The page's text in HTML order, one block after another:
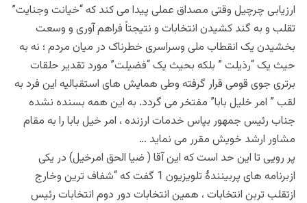
ارزیابی چرچیل وقتی مصداق عملی پیدا می کند که “خیانت وجنایت”
تقلب و به گند کشیدن انتخابات و نتیجتاً فراهم آوری و وسعت
بخشیدن یک انقطاب ملی وسراسری خطرناک در میان مردم ؛ نه به
حیث یک “رذیلت ” بلکه بحیث یک “فضیلت” مورد تقدیر حلقات
برتری جوی قومی قرار گرفته وطی همایش های استقبالیه این فرد به
لقب ” امر خلیل بابا” مفتخر می گردد. به این همه بسنده نشده
جناب رئیس جمهور بپاس خدمات ارزنده ، امر خیل بابا را به مقام
مشاور ارشد خویش مقرر می نماید …
پر رویی تا این حد است که این آقا ( ضیا الحق امرخیل) در یکی
ازبرنامه های پربینندهٔ تلویزیون 1 گفت که “شفاف ترین وخارج
ازتقلب تربن انتخابات ، همین انتخابات دور دوم انتخابات رئیس